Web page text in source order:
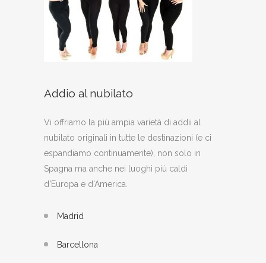
Addio al nubilato
Vi offriamo la più ampia varietà di addii al
nubilato originali in tutte le destinazioni (e ci
espandiamo continuamente), non solo in
Spagna ma anche nei luoghi più caldi
d'Europa e d'America.
Madrid
Barcellona